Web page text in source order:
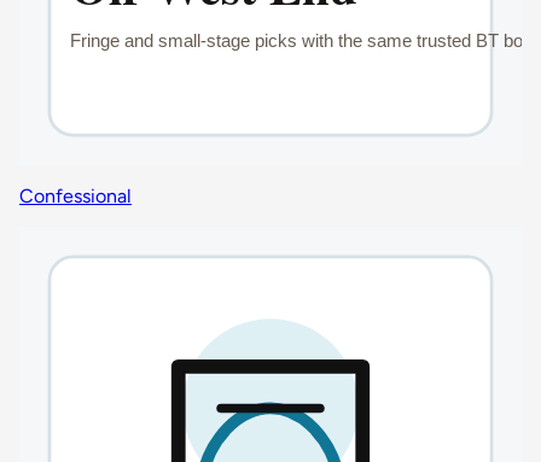
Confessional